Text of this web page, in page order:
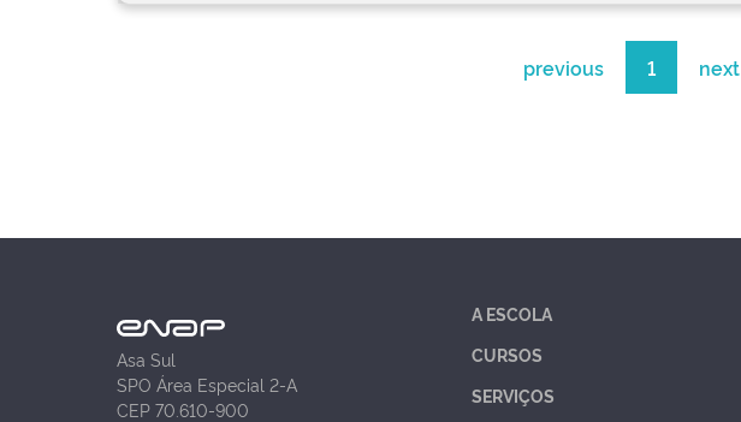
previous 1 next
Asa Sul
SPO Área Especial 2-A
CEP 70.610-900
A ESCOLA
CURSOS
SERVIÇOS